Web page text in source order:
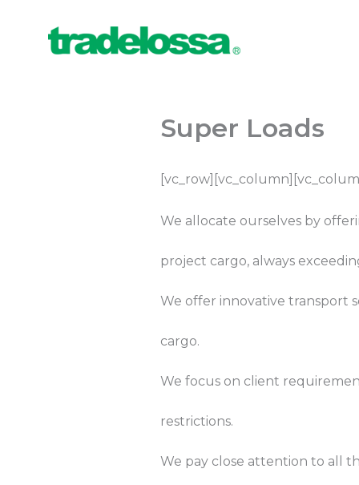
contenido
Super Loads
We allocate ourselves by
project cargo, always
We offer innovative transport
cargo.
We focus on client
restrictions.
We pay close attention to all